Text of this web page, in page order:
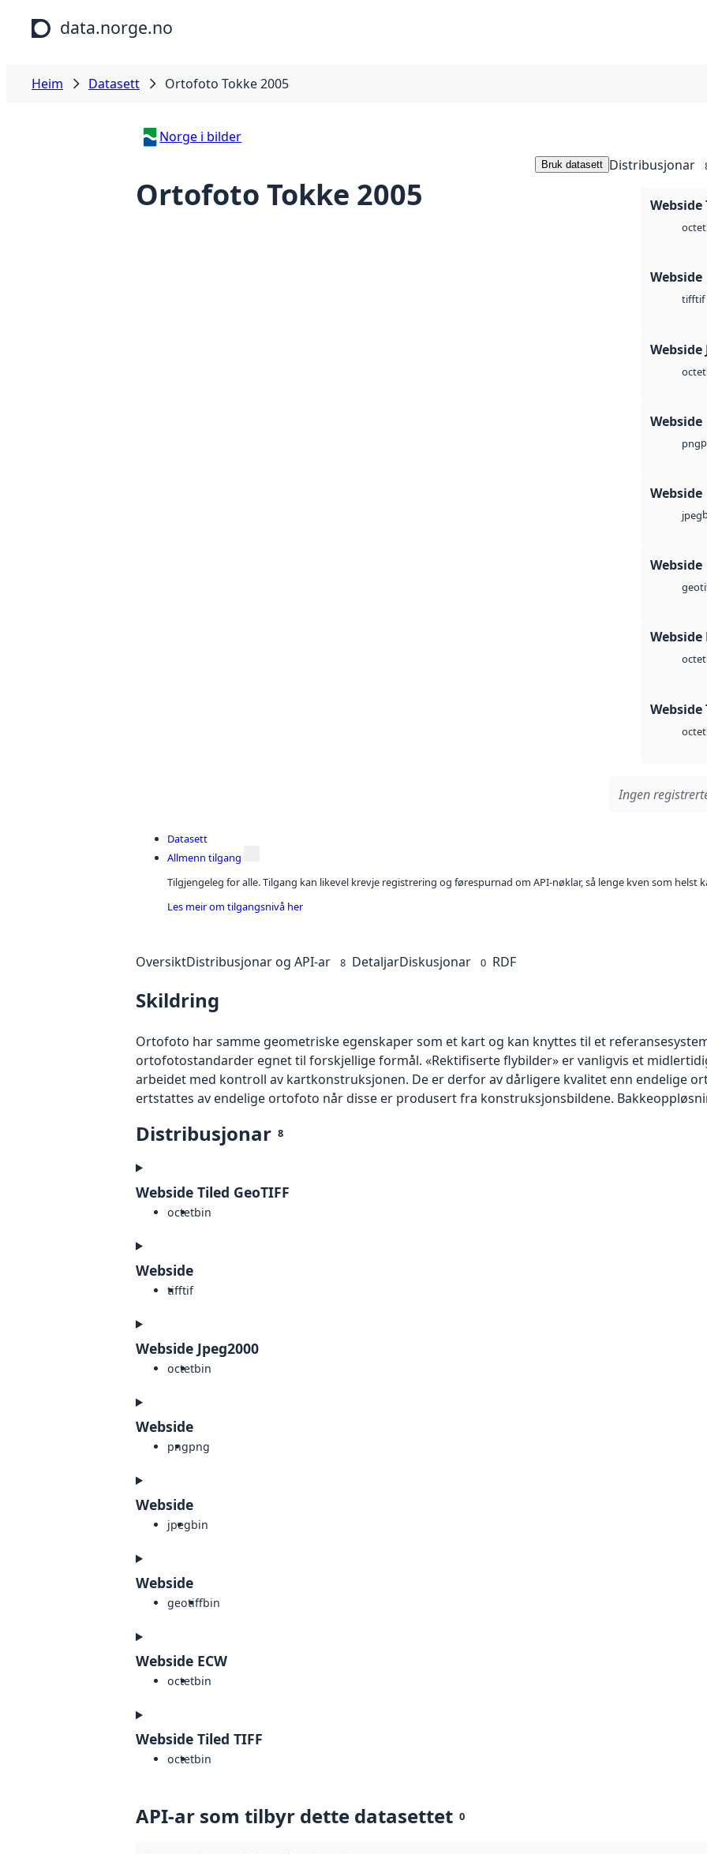
Hopp til hovudinnhald
data.norge.no
Heim Datasett Ortofoto Tokke 2005
Norge i bilder
Ortofoto Tokke 2005
Bruk datasett Distribusjonar
Webside
octet
Webside
tifftif
Webside
octet
Webside
png
Webside
jpeg
Webside
Webside
octet
Webside
octet
Ingen
Datasett
Allmenn tilgang
Tilgjengeleg for alle. Tilgang kan likevel krevje registrering og førespurnad om API-nøklar, så lenge kven som helst
Les meir om tilgangsnivå her
OversiktDistribusjonar og API-ar 8 DetaljarDiskusjonar 0 RDF
Skildring
Ortofoto har samme geometriske egenskaper som et kart og kan knyttes til et
ortofotostandarder egnet til forskjellige formål. «Rektifiserte flybilder» er vanligvis et
arbeidet med kontroll av kartkonstruksjonen. De er derfor av dårligere kvalitet enn endelige
ertstattes av endelige ortofoto når disse er produsert fra konstruksjonsbildene.
Distribusjonar 8
Webside Tiled GeoTIFF
octetbin
Webside
tifftif
Webside Jpeg2000
octetbin
Webside
pngpng
Webside
jpegbin
Webside
geotiffbin
Webside ECW
octetbin
Webside Tiled TIFF
octetbin
API-ar som tilbyr dette datasettet 0